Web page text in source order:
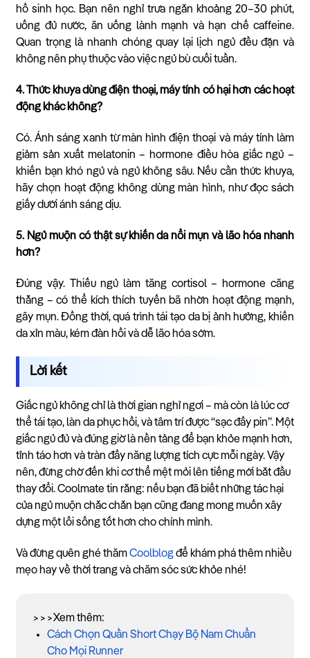
hồ sinh học. Bạn nên nghỉ trưa ngắn khoảng 20–30 phút,
uống đủ nước, ăn uống lành mạnh và hạn chế caffeine.
Quan trọng là nhanh chóng quay lại lịch ngủ đều đặn và
không nên phụ thuộc vào việc ngủ bù cuối tuần.
4. Thức khuya dùng điện thoại, máy tính có hại hơn các hoạt
động khác không?
Có. Ánh sáng xanh từ màn hình điện thoại và máy tính làm
giảm sản xuất melatonin – hormone điều hòa giấc ngủ –
khiến bạn khó ngủ và ngủ không sâu. Nếu cần thức khuya,
hãy chọn hoạt động không dùng màn hình, như đọc sách
giấy dưới ánh sáng dịu.
5. Ngủ muộn có thật sự khiến da nổi mụn và lão hóa nhanh
hơn?
Đúng vậy. Thiếu ngủ làm tăng cortisol – hormone căng
thẳng – có thể kích thích tuyến bã nhờn hoạt động mạnh,
gây mụn. Đồng thời, quá trình tái tạo da bị ảnh hưởng, khiến
da xỉn màu, kém đàn hồi và dễ lão hóa sớm.
Lời kết
Giấc ngủ không chỉ là thời gian nghỉ ngơi – mà còn là lúc cơ
thể tái tạo, làn da phục hồi, và tâm trí được “sạc đầy pin”. Một
giấc ngủ đủ và đúng giờ là nền tảng để bạn khỏe mạnh hơn,
tỉnh táo hơn và tràn đầy năng lượng tích cực mỗi ngày. Vậy
nên, đừng chờ đến khi cơ thể mệt mỏi lên tiếng mới bắt đầu
thay đổi. Coolmate tin rằng: nếu bạn đã biết những tác hại
của ngủ muộn chắc chắn bạn cũng đang mong muốn xây
dựng một lối sống tốt hơn cho chính mình.
Và đừng quên ghé thămCoolblogđể khám phá thêm nhiều
mẹo hay về thời trang và chăm sóc sức khỏe nhé!
>>>Xem thêm:
Cách Chọn Quần Short Chạy Bộ Nam Chuẩn
Cho Mọi Runner